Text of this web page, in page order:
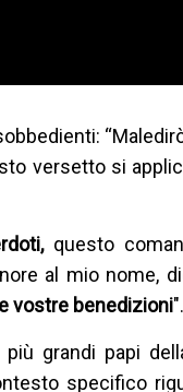
versetto si
questo
al mio nome,
vostre benedizioni".
grandi papi
specifico